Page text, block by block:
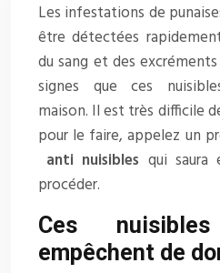
Les infestations de
être détectées
du sang et des
signes que ces
maison. Il est très difficile
pour le faire, appelez un
anti nuisibles qui saura
procéder.
Ces
empêchent de